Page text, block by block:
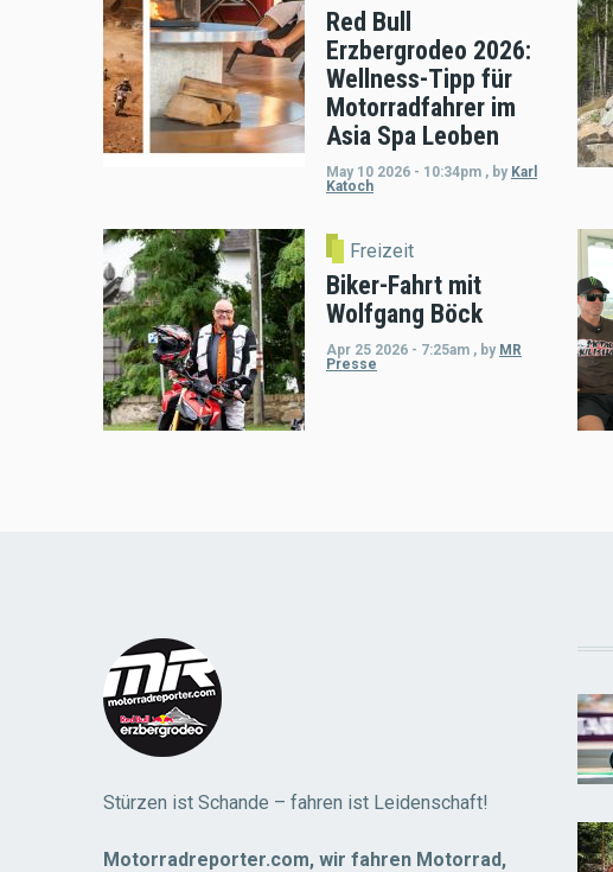
Red Bull
Erzbergrodeo 2026:
Wellness-Tipp für
Motorradfahrer im
Asia Spa Leoben
May 10 2026 - 10:34pm , by Karl
Katoch
Freizeit
Biker-Fahrt mit
Wolfgang Böck
Apr 25 2026 - 7:25am , by MR
Presse
Stürzen ist Schande – fahren ist Leidenschaft!
Motorradreporter.com, wir fahren Motorrad,